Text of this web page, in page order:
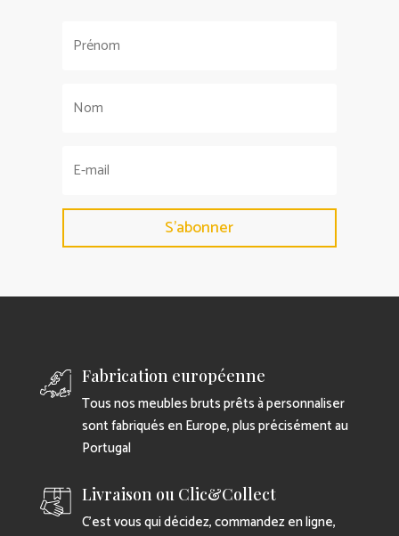
S'abonner
Fabrication européenne
Tous nos meubles bruts prêts à personnaliser
sont fabriqués en Europe, plus précisément au
Portugal
Livraison ou Clic&Collect
C’est vous qui décidez, commandez en ligne,